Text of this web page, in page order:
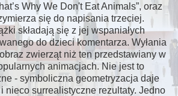
Why We Don't Eat Animals”, oraz
się do napisania trzeciej.
składają się z jej wspaniałych
do dzieci komentarza. Wyłania
zwierząt niż ten przedstawiany w
animacjach. Nie jest to
- symboliczna geometryzacja daje
nieco surrealistyczne rezultaty. Jedno